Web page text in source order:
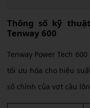
Thông số kỹ
Tenway 600
Tenway Power Tech
tối ưu hóa cho hiệu
số chính của vợt cầu